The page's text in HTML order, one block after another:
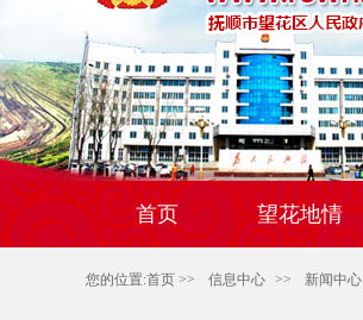
首页 望花地情
您的位置:首页 >> 信息中心 >> 新闻中心